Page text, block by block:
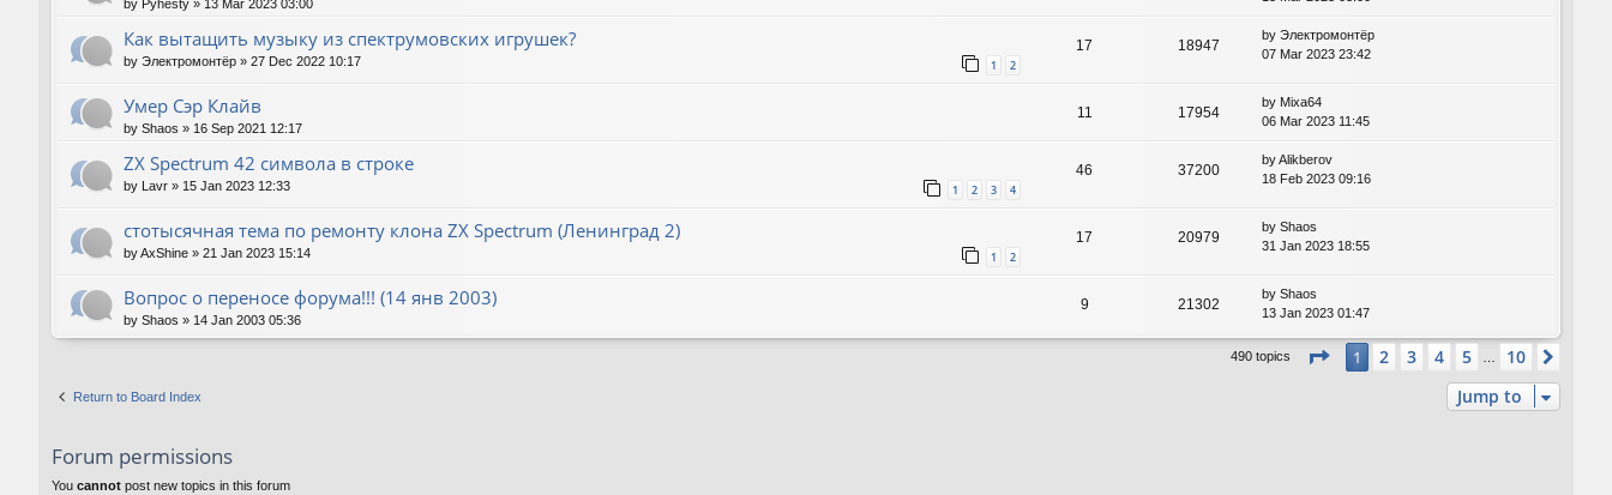
by Pyhesty » 13 Mar 2023 03:00
Как вытащить музыку из спектрумовских игрушек?
by Электромонтёр » 27 Dec 2022 10:17 1 2
17 18947
by Электромонтёр
07 Mar 2023 23:42
Умер Сэр Клайв
by Shaos » 16 Sep 2021 12:17
11 17954
by Mixa64
06 Mar 2023 11:45
ZX Spectrum 42 символа в строке
by Lavr » 15 Jan 2023 12:33 1 2 3 4
46 37200
byAlikberov
18 Feb 2023 09:16
стотысячная тема по ремонту клона ZX Spectrum (Ленинград 2)
byAxShine » 21 Jan 2023 15:14 1 2
17 20979
by Shaos
31 Jan 2023 18:55
Вопрос о переносе форума!!! (14 янв 2003)
by Shaos » 14 Jan 2003 05:36
9 21302
by Shaos
13 Jan 2023 01:47
490 topics Page 1of10
1 2 3 4 5 10
Return to Board Index Jump to
Forum permissions
You cannot post new topics in this forum